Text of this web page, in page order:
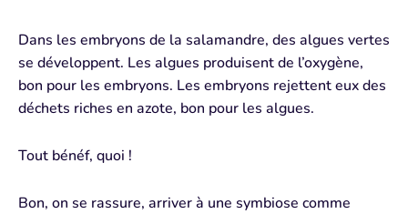
Dans les embryons de la salamandre, des algues vertes
se développent. Les algues produisent de l’oxygène,
bon pour les embryons. Les embryons rejettent eux des
déchets riches en azote, bon pour les algues.
Tout bénéf, quoi !
Bon, on se rassure, arriver à une symbiose comme